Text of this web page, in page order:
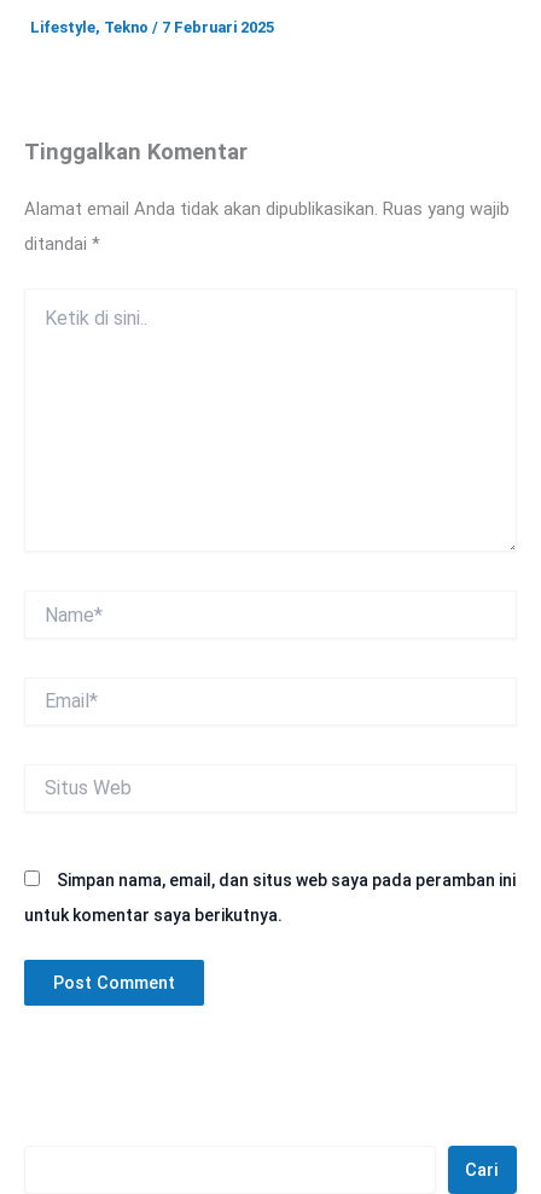
Lifestyle, Tekno / 7 Februari 2025
Tinggalkan Komentar
Alamat email Anda tidak akan dipublikasikan. Ruas yang wajib
ditandai *
Web
Simpan nama, email, dan situs web saya pada peramban ini
untuk komentar saya berikutnya.
Cari